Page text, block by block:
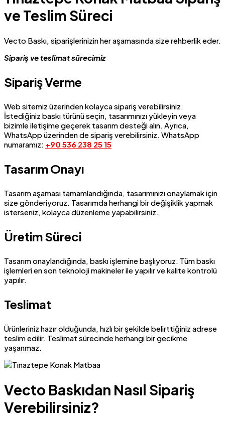
ve Teslim Süreci
Vecto Baskı, siparişlerinizin her aşamasında size rehberlik eder.
Sipariş ve teslimat sürecimiz
Sipariş Verme
Web sitemiz üzerinden kolayca sipariş verebilirsiniz.
İstediğiniz baskı türünü seçin, tasarımınızı yükleyin veya
bizimle iletişime geçerek tasarım desteği alın. Ayrıca,
WhatsApp üzerinden de sipariş verebilirsiniz. WhatsApp
numaramız: +90 536 238 25 15
Tasarım Onayı
Tasarım aşaması tamamlandığında, tasarımınızı onaylamak için
size gönderiyoruz. Tasarımda herhangi bir değişiklik yapmak
isterseniz, kolayca düzenleme yapabilirsiniz.
Üretim Süreci
Tasarım onaylandığında, baskı işlemine başlıyoruz. Tüm baskı
işlemleri en son teknoloji makineler ile yapılır ve kalite kontrolü
yapılır.
Teslimat
Ürünleriniz hazır olduğunda, hızlı bir şekilde belirttiğiniz adrese
teslim edilir. Teslimat sürecinde herhangi bir gecikme
yaşanmaz.
Vecto Baskıdan Nasıl Sipariş
Verebilirsiniz?